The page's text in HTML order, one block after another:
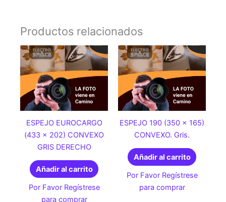
Productos relacionados
ESPEJO EUROCARGO
(433 x 202) CONVEXO
GRIS DERECHO
Añadir al carrito
Por Favor Regístrese
para comprar
ESPEJO 190 (350 x 165)
CONVEXO. Gris.
Añadir al carrito
Por Favor Regístrese
para comprar